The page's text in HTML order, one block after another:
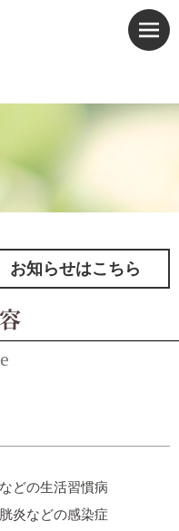
お知らせはこちら
どの生活習慣病
炎などの感染症